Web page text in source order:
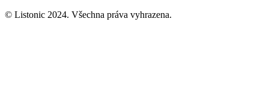
© Listonic 2024. Všechna práva vyhrazena.